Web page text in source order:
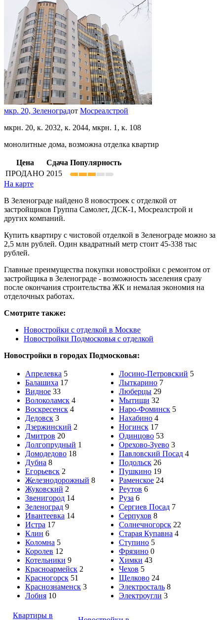
мкр. 20, Зеленоградот Мосреалстрой
мкрн. 20, к. 2032, к. 2044, мкрн. 1, к. 108
монолитные дома, возможна отделка квартир
Цена Сдача Популярность
ПРОДАНО 2015
На карте
В Зеленограде найдено 8 новостроек с отделкой от
застройщиков Группа Самолет, ДСК-1, Мосреалстрой и
других компаний.
Купить квартиру с чистовой отделкой в Зеленограде можно за
2,5 млн рублей. Один квадратный метр стоит 45-338 тыс
рублей.
Главные преимущества покупки новостройки с ремонтом от
застройщика в Зеленограде - возможность заселения сразу
после окончания строительства ЖК и немалая экономия на
отделочных работах.
Смотрите также:
Новостройки с отделкой в Москве
Новостройки Подмосковья с отделкой
Новостройки в городах Подмосковья:
Апрелевка 5
Балашиха 17
Видное 33
Волоколамск 4
Воскресенск 4
Дедовск 3
Дзержинский 2
Дмитров 20
Долгопрудный 1
Домодедово 18
Дубна 8
Егорьевск 2
Железнодорожный 8
Жуковский 2
Звенигород 14
Зеленоград 9
Ивантеевка 14
Истра 17
Клин 6
Коломна 5
Королев 12
Котельники 9
Красноармейск 2
Красногорск 51
Краснознаменск 3
Лобня 10
Лосино-Петровский 5
Лыткарино 7
Люберцы 29
Мытищи 32
Наро-Фоминск 5
Нахабино 4
Ногинск 17
Одинцово 53
Орехово-Зуево 3
Павловский Посад 4
Подольск 26
Пушкино 19
Раменское 24
Реутов 6
Руза 6
Сергиев Посад 7
Серпухов 8
Солнечногорск 22
Старая Купавна 4
Ступино 5
Фрязино 0
Химки 43
Чехов 5
Щелково 24
Электросталь 8
Электроугли 3
Квартиры в